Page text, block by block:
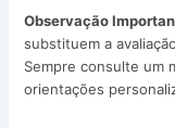
Observação
substituem a
Sempre consulte um
orientações